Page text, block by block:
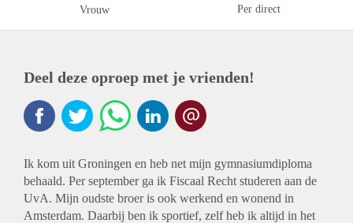
Vrouw Per direct
Deel deze oproep met je vrienden!
Ik kom uit Groningen en heb net mijn gymnasiumdiploma
behaald. Per september ga ik Fiscaal Recht studeren aan de
UvA. Mijn oudste broer is ook werkend en wonend in
Amsterdam. Daarbij ben ik sportief, zelf heb ik altijd in het